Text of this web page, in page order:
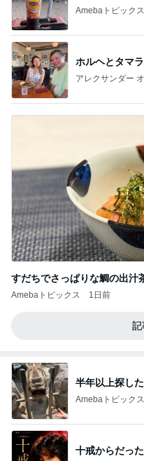
Amebaトピックス
ホルヘとタマ
アレクサンダー
すだちでさっぱりな鯛の出汁
Amebaトピックス 1日前
記
半年以上探し
Amebaトピックス
十戒からだっ